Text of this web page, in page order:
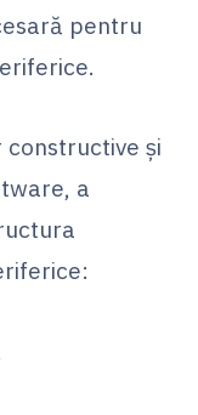
pentru
şi
a